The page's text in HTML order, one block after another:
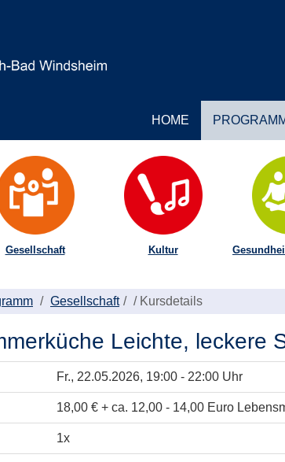
HOME
Gesellschaft Kultur
Gesellschaft / Kursdetails
Leichte, leckere
Fr., 22.05.2026, 19:00 - 22:00 Uhr
18,00 € + ca. 12,00 - 14,00 Euro
1x